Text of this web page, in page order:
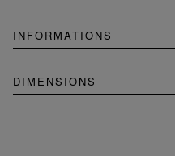
INFORMATIONS
DIMENSIONS